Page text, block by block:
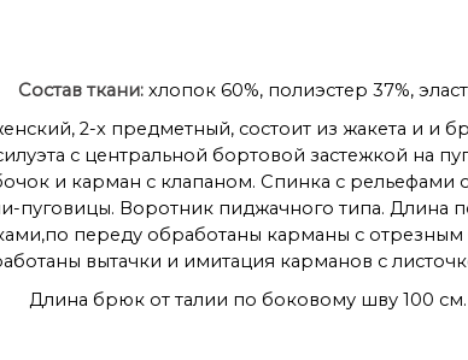
Состав ткани: хлопок 60%, полиэстер 37%,
2-х предметный, состоит из жакета и и
с центральной бортовой застежкой на
и карман с клапаном. Спинка с рельефами
пуговицы. Воротник пиджачного типа. Длина
переду обработаны карманы с
вытачки и имитация карманов с
Длина брюк от талии по боковому шву 100 см.